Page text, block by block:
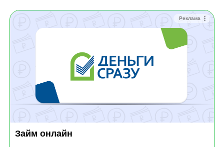
Реклама
Займ онлайн